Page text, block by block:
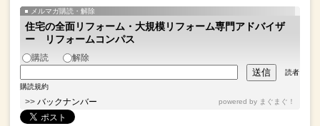
メルマガ購読・解除
住宅の全面リフォーム・大規模リフォーム専門アドバイザ
ー リフォームコンパス
購読 解除
読者
購読規約
>> バックナンバー powered by まぐまぐ！